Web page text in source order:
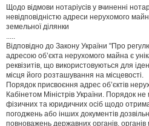
д
о
м
л
е
н
н
я
Щодо відмови нотаріусів у вчиненні
невідповідністю адреси нерухомого
земельної ділянки
.....
Відповідно до Закону України "Про
адресою об’єкта нерухомого майна є
реквізитів, що використовуються для
місця його розташування на місцевості.
Порядок присвоєння адрес об’єктів
Кабінетом Міністрів України. Порядок
фізичних та юридичних осіб щодо
погоджень або інших документів
повноважень державних органів, органів